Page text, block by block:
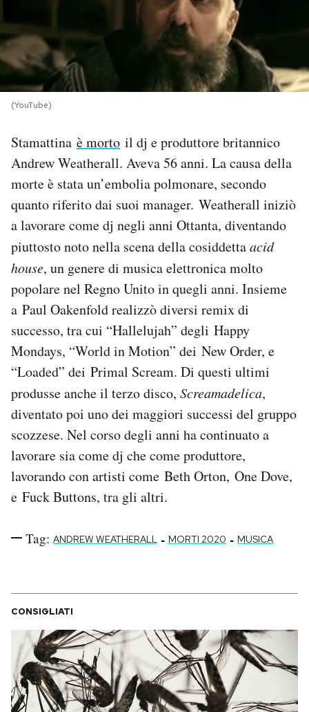
PODCAST
NEWSLETTER
SHOP
CALENDARIO
AREA PERSONALE
Area Personale
Newsletter
Regala il Post
Hai bisogno di aiuto?
Esci
(YouTube)
Stamattina è morto il dj e produttore britannico
Andrew Weatherall. Aveva 56 anni. La causa della
morte è stata un’embolia polmonare, secondo
quanto riferito dai suoi manager. Weatherall iniziò
a lavorare come dj negli anni Ottanta, diventando
piuttosto noto nella scena della cosiddettaacid
house, un genere di musica elettronica molto
popolare nel Regno Unito in quegli anni. Insieme
a Paul Oakenfold realizzò diversi remix di
successo, tra cui “Hallelujah” degli Happy
Mondays, “World in Motion” dei New Order, e
“Loaded” dei Primal Scream. Di questi ultimi
produsse anche il terzo disco, Screamadelica,
diventato poi uno dei maggiori successi del gruppo
scozzese. Nel corso degli anni ha continuato a
lavorare sia come dj che come produttore,
lavorando con artisti come Beth Orton, One Dove,
e Fuck Buttons, tra gli altri.
Tag: ANDREW WEATHERALL - MORTI 2020 - MUSICA
CONSIGLIATI